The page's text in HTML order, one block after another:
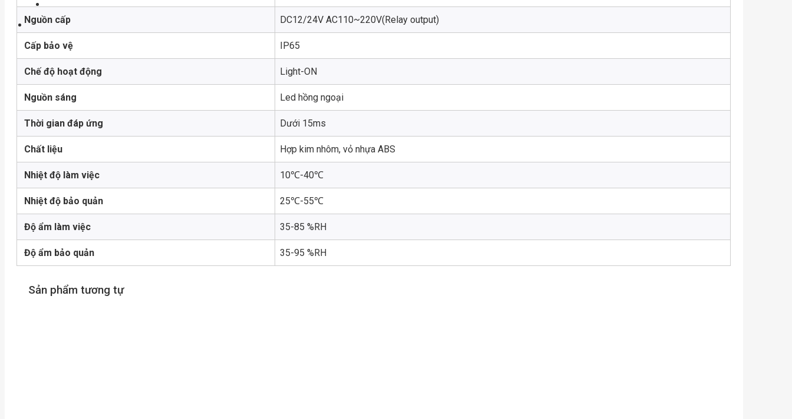
Nguồn cấp DC12/24V AC110~220V(Relay output)
Cấp bảo vệ IP65
Chế độ hoạt động Light-ON
Nguồn sáng Led hồng ngoại
Thời gian đáp ứng Dưới 15ms
Chất liệu Hợp kim nhôm, vỏ nhựa ABS
Nhiệt độ làm việc 10℃-40℃
Nhiệt độ bảo quản 25℃-55℃
Độ ẩm làm việc 35-85 %RH
Độ ẩm bảo quản 35-95 %RH
Sản phẩm tương tự